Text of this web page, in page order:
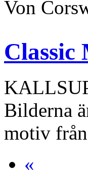
Von
Classic
Bilderna
motiv
«